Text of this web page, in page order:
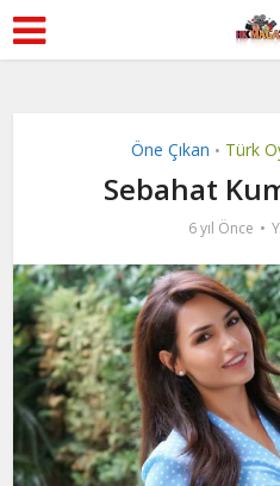
Öne Çıkan • Türk
Sebahat
6 yıl Önce